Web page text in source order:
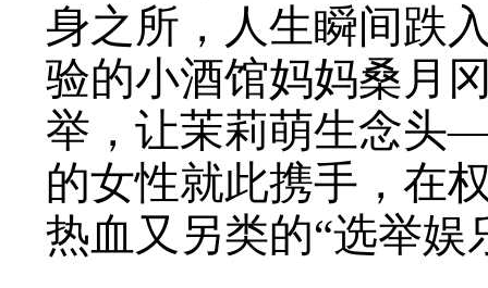
身之所，人生瞬间跌
验的小酒馆妈妈桑月
举，让茉莉萌生念头
的女性就此携手，在
热血又另类的“选举娱